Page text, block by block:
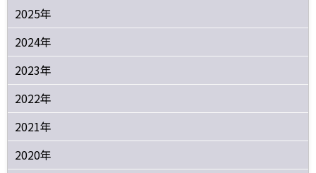
2025年
2024年
2023年
2022年
2021年
2020年